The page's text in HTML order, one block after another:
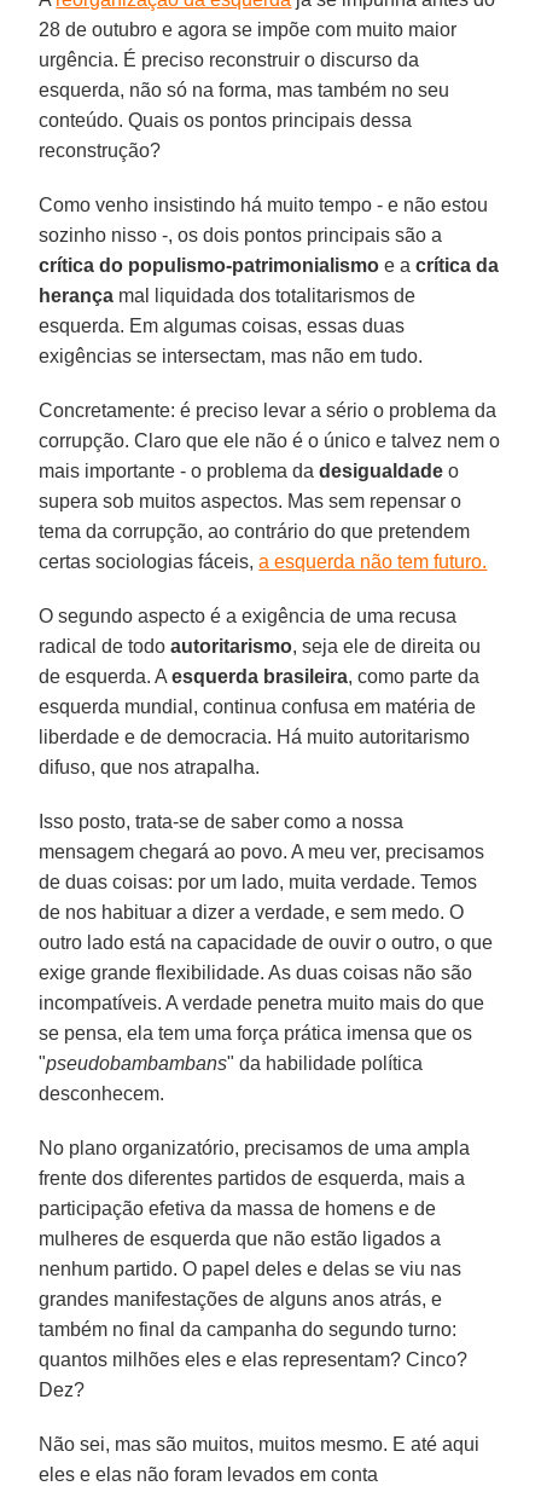
28 de outubro e agora se impõe com muito maior
urgência. É preciso reconstruir o discurso da
esquerda, não só na forma, mas também no seu
conteúdo. Quais os pontos principais dessa
reconstrução?
Como venho insistindo há muito tempo - e não estou
sozinho nisso -, os dois pontos principais são a
crítica do populismo-patrimonialismo e a crítica da
herança mal liquidada dos totalitarismos de
esquerda. Em algumas coisas, essas duas
exigências se intersectam, mas não em tudo.
Concretamente: é preciso levar a sério o problema da
corrupção. Claro que ele não é o único e talvez nem o
mais importante - o problema dadesigualdade o
supera sob muitos aspectos. Mas sem repensar o
tema da corrupção, ao contrário do que pretendem
certas sociologias fáceis,a esquerda não tem futuro.
O segundo aspecto é a exigência de uma recusa
radical de todoautoritarismo, seja ele de direita ou
de esquerda. Aesquerda brasileira, como parte da
esquerda mundial, continua confusa em matéria de
liberdade e de democracia. Há muito autoritarismo
difuso, que nos atrapalha.
Isso posto, trata-se de saber como a nossa
mensagem chegará ao povo. A meu ver, precisamos
de duas coisas: por um lado, muita verdade. Temos
de nos habituar a dizer a verdade, e sem medo. O
outro lado está na capacidade de ouvir o outro, o que
exige grande flexibilidade. As duas coisas não são
incompatíveis. A verdade penetra muito mais do que
se pensa, ela tem uma força prática imensa que os
"pseudobambambans" da habilidade política
desconhecem.
No plano organizatório, precisamos de uma ampla
frente dos diferentes partidos de esquerda, mais a
participação efetiva da massa de homens e de
mulheres de esquerda que não estão ligados a
nenhum partido. O papel deles e delas se viu nas
grandes manifestações de alguns anos atrás, e
também no final da campanha do segundo turno:
quantos milhões eles e elas representam? Cinco?
Dez?
Não sei, mas são muitos, muitos mesmo. E até aqui
eles e elas não foram levados em conta